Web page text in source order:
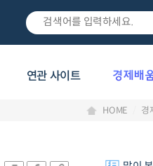
연관 사이트
HOME 경